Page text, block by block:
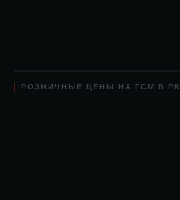
РОЗНИЧНЫЕ ЦЕНЫ НА ГСМ В РК